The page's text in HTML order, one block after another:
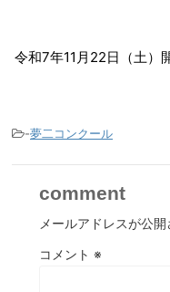
令和7年11月22日（土
-夢二コンクール
comment
メールアドレスが公
コメント ※